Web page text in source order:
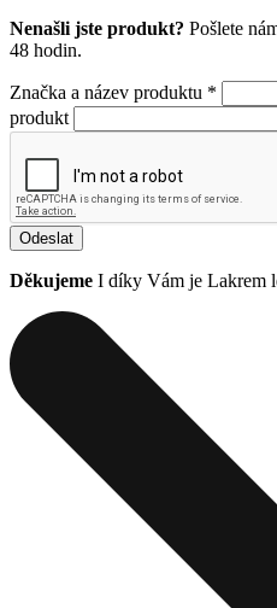
Nenašli jste produkt? Pošlete
48 hodin.
Značka a název produktu *
produkt
Odeslat
Děkujeme I díky Vám je Lakrem